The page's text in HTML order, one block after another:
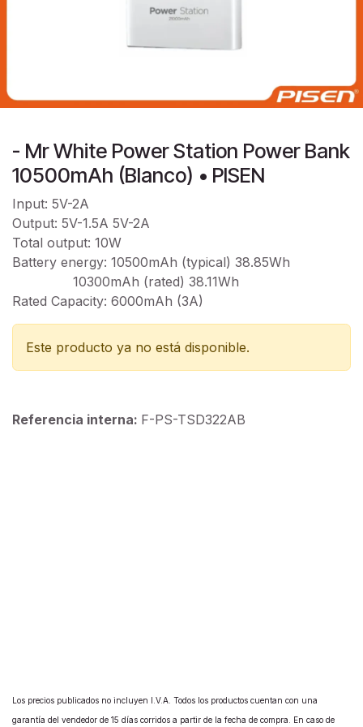
- Mr White Power Station Power Bank
10500mAh (Blanco) • PISEN
Input: 5V-2A
Output: 5V-1.5A 5V-2A
Total output: 10W
Battery energy: 10500mAh (typical) 38.85Wh
10300mAh (rated) 38.11Wh
Rated Capacity: 6000mAh (3A)
Este producto ya no está disponible.
Referencia interna: F-PS-TSD322AB
Los precios publicados no incluyen I.V.A. Todos los productos cuentan con una
garantía del vendedor de 15 días corridos a partir de la fecha de compra. En caso de